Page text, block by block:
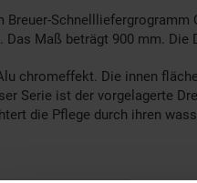
Maß beträgt 900 mm.
chromeffekt. Die innen
Serie ist der vorgelagerte
die Pflege durch ihren